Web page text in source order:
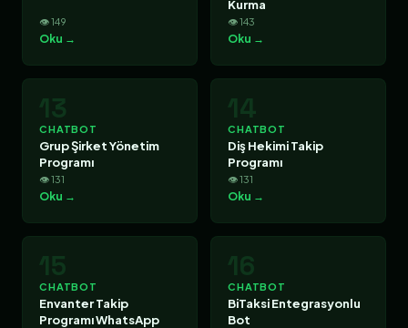
👁 149
Oku →
Kurma
👁 143
Oku →
13
CHATBOT
Grup Şirket Yönetim
Programı
👁 131
Oku →
14
CHATBOT
Diş Hekimi Takip
Programı
👁 131
Oku →
15
CHATBOT
Envanter Takip
Programı WhatsApp
16
CHATBOT
BiTaksi Entegrasyonlu
Bot